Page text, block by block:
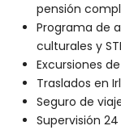
pensión
Programa de
culturales y
Excursiones
Traslados en
Seguro de
Supervisión